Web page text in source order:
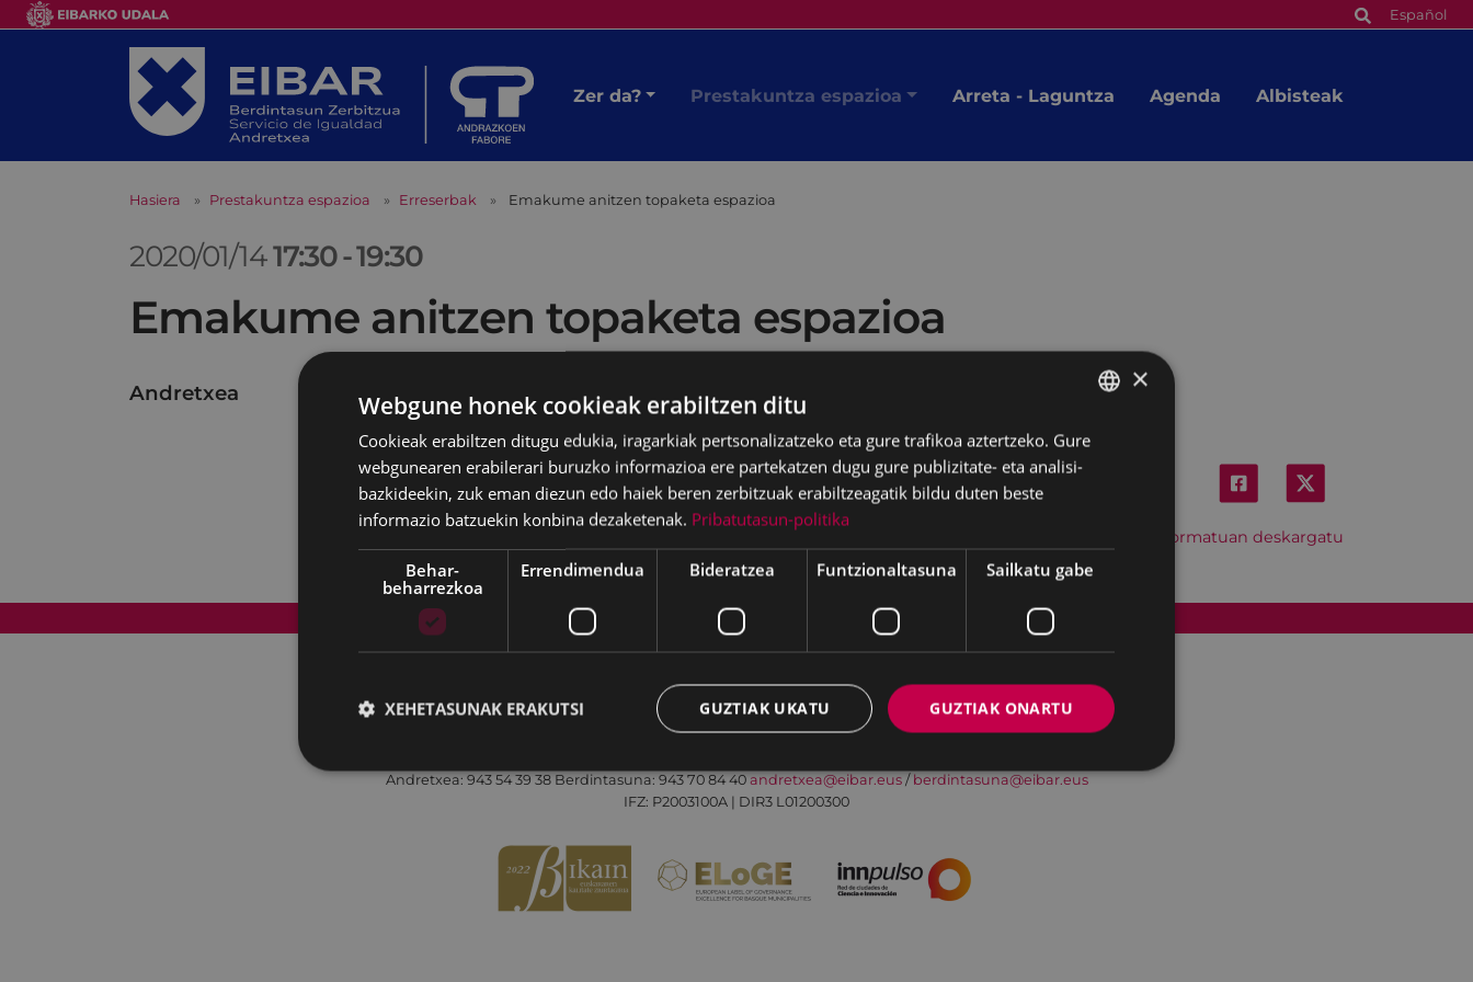
Español
Zer da? Prestakuntza espazioa Arreta - Laguntza Agenda Albisteak
Hasiera Prestakuntza espazioa Erreserbak Emakume anitzen topaketa espazioa
2020/01/1417:30-19:30
Emakume anitzen topaketa espazioa
Andretxea
Hitzordu hau iCal formatuan deskargatu
Web mapa Irisgarritasuna Kontaktua Lege-oharra Cookien politika
Udalaren sare sozial guztiak
Andretxea: 943 54 39 38 Berdintasuna: 943 70 84 40 andretxea@eibar.eus/ berdintasuna@eibar.eus
IFZ: P2003100A | DIR3 L01200300
BASQUE
SPANISH
×
Webgune honek cookieak erabiltzen ditu
Cookieak erabiltzen ditugu edukia, iragarkiak pertsonalizatzeko eta gure trafikoa aztertzeko. Gure
webgunearen erabilerari buruzko informazioa ere partekatzen dugu gure publizitate- eta analisi-
bazkideekin, zuk eman diezun edo haiek beren zerbitzuak erabiltzeagatik bildu duten beste
informazio batzuekin konbina dezaketenak. Pribatutasun-politika
Behar-
beharrezkoa
Errendimendua Bideratzea Funtzionaltasuna Sailkatu gabe
GUZTIAK ONARTU
GUZTIAK UKATU
XEHETASUNAK ERAKUTSI